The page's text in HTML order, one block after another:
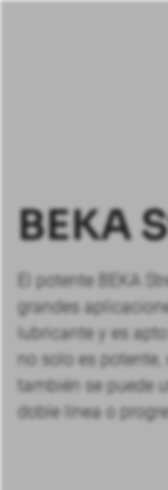
BEKA
El potente BEKA
grandes
lubricante y es
no solo es
también se puede
doble línea o